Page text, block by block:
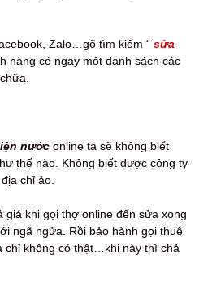
Zalo…gõ tìm kiếm “ sửa
hàng có ngay một danh sách các
nước online ta sẽ không biết
thế nào. Không biết được công ty
chỉ ảo.
giá khi gọi thợ online đến sửa xong
ngã ngửa. Rồi bảo hành gọi thuê
chỉ không có thật…khi này thì chả